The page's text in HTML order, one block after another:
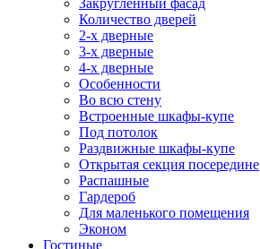
Закругленный фасад
Количество дверей
2-х дверные
3-х дверные
4-х дверные
Особенности
Во всю стену
Встроенные шкафы-купе
Под потолок
Раздвижные шкафы-купе
Открытая секция посередине
Распашные
Гардероб
Для маленького помещения
Эконом
Гостиные